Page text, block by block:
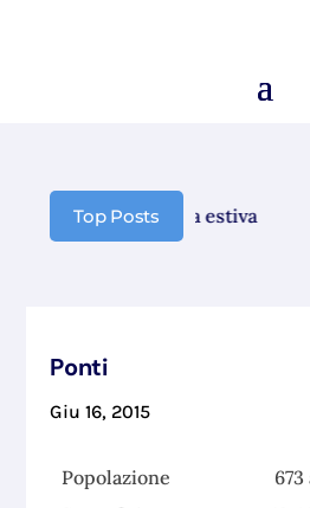
Top Posts
chiusura estiva
Ponti
Giu 16, 2015
Popolazione 673